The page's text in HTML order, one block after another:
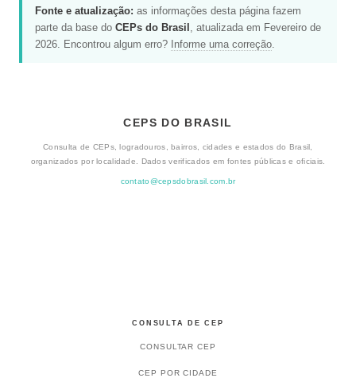
Fonte e atualização: as informações desta página fazem
parte da base do CEPs do Brasil , atualizada em Fevereiro de
2026. Encontrou algum erro? Informe uma correção.
CEPS DO BRASIL
Consulta de CEPs, logradouros, bairros, cidades e estados do Brasil,
organizados por localidade. Dados verificados em fontes públicas e oficiais.
contato@cepsdobrasil.com.br
CONSULTA DE CEP
CONSULTAR CEP
CEP POR CIDADE